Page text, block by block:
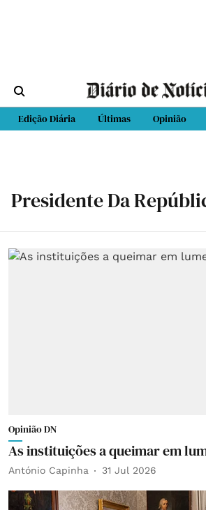
Edição Diária Últimas Opinião
Presidente Da
Opinião DN
As instituições a queimar em
António Capinha 31 Jul 2026